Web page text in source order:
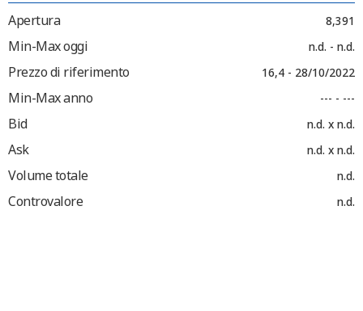
Apertura
8,391
Min-Max oggi n.d. - n.d.
Prezzo di riferimento 16,4 - 28/10/2022
Min-Max anno --- - ---
Bid n.d. x n.d.
Ask n.d. x n.d.
Volume totale n.d.
Controvalore n.d.